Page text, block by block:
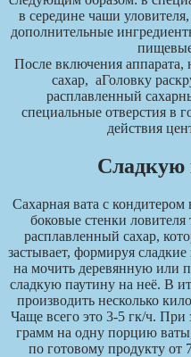
в середине чаши
дополнительные
После включения аппарата,
сахар, аГоловку
расплавленный
специальные отверстия в
действия
Сладкую
Сахарная вата с
боковые стенки
расплавленный сахар,
застывает, формируя
на мочить деревянную или
сладкую паутину на неё. В
производить несколько
Чаще всего это 3-5 гк/ч. При
грамм на одну порцию
по готовому продукту от